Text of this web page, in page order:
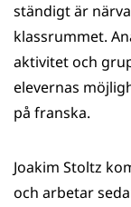
ständigt är
klassrummet.
aktivitet och
elevernas
på franska.
Joakim Stoltz
och arbetar